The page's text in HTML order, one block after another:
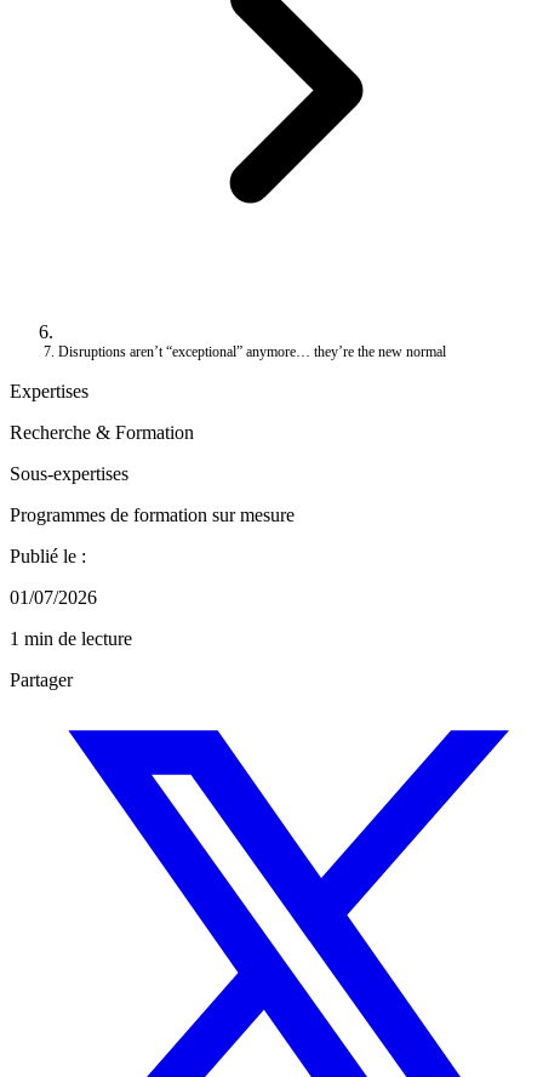
Disruptions aren’t “exceptional” anymore… they’re the new normal
Expertises
Recherche & Formation
Sous-expertises
Programmes de formation sur mesure
Publié le :
01/07/2026
1 min de lecture
Partager